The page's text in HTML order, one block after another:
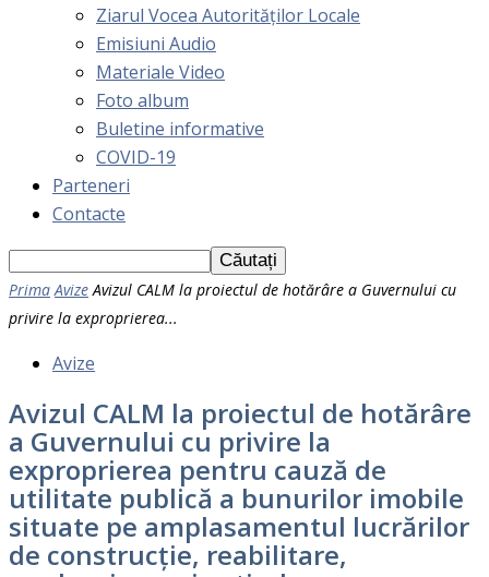
Ziarul Vocea Autorităților Locale
Emisiuni Audio
Materiale Video
Foto album
Buletine informative
COVID-19
Parteneri
Contacte
Prima Avize Avizul CALM la proiectul de hotărâre a Guvernului cu
privire la exproprierea...
Avize
Avizul CALM la proiectul de hotărâre
a Guvernului cu privire la
exproprierea pentru cauză de
utilitate publică a bunurilor imobile
situate pe amplasamentul lucrărilor
de construcție, reabilitare,